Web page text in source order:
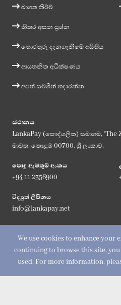
We use cookies to enhance your
continuing to browse this site,
used. For more information,
බාගත කිරීම්
නිතර අසන ප්‍රශ්න
තොරතුරු දැනගැනීමේ අයිතිය
ආයතනික අධීක්ෂණය
අපත් සමගින් හදාරන්න
ස්ථානය
LankaPay (පෞද්ගලික) සමාගම, ‘The
මාවත, කොළඹ 00700, ශ්‍රී ලංකාව.
පොදු ඇමතුම් අංකය
+94 11 2356900
විද්‍යුත් ලිපිනය
info@lankapay.net
අප සමග එක්වන්න :